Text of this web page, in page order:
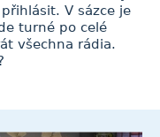
V sázce je
turné po celé
všechna rádia.